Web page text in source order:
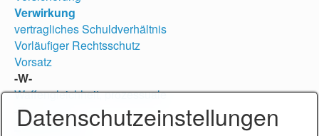
Verwirkung
vertragliches Schuldverhältnis
Vorläufiger Rechtsschutz
Vorsatz
-W-
Waffengleichheit, prozessuale
-Z-
Zustimmung
Datenschutzeinstellungen